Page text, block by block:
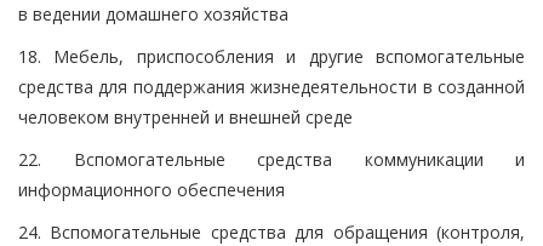
в ведении домашнего хозяйства
18. Мебель, приспособления и другие вспомогательные
средства для поддержания жизнедеятельности в созданной
человеком внутренней и внешней среде
22. Вспомогательные средства коммуникации и
информационного обеспечения
24. Вспомогательные средства для обращения (контроля,